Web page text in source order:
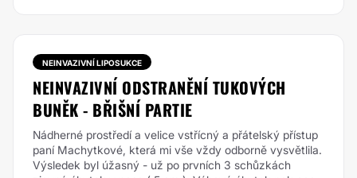
NEINVAZIVNÍ LIPOSUKCE
NEINVAZIVNÍ ODSTRANĚNÍ TUKOVÝCH
BUNĚK - BŘIŠNÍ PARTIE
Nádherné prostředí a velice vstřícný a přátelský přístup
paní Machytkové, která mi vše vždy odborně vysvětlila.
Výsledek byl úžasný - už po prvních 3 schůzkách